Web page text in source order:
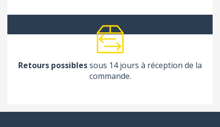
Retours possiblessous 14 jours à réception de la
commande.